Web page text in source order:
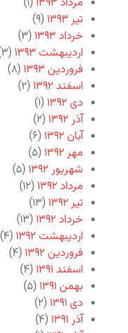
تیر ۱۳۹۳
(۹)
خرداد ۱۳۹۳
(۳)
اردیبهشت ۱۳۹۳
(۳)
فروردین ۱۳۹۳
(۸)
اسفند ۱۳۹۲
(۲)
دی ۱۳۹۲
(۱)
آذر ۱۳۹۲
(۲)
آبان ۱۳۹۲
(۶)
مهر ۱۳۹۲
(۵)
شهریور ۱۳۹۲
(۵)
مرداد ۱۳۹۲
(۱۲)
تیر ۱۳۹۲
(۱۳)
خرداد ۱۳۹۲
(۱۳)
اردیبهشت ۱۳۹۲
(۴)
فروردین ۱۳۹۲
(۴)
اسفند ۱۳۹۱
(۴)
بهمن ۱۳۹۱
(۵)
دی ۱۳۹۱
(۲)
آذر ۱۳۹۱
(۴)